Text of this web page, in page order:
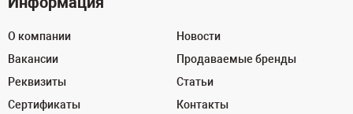
О компании
Вакансии
Реквизиты
Сертификаты
Новости
Продаваемые бренды
Статьи
Контакты